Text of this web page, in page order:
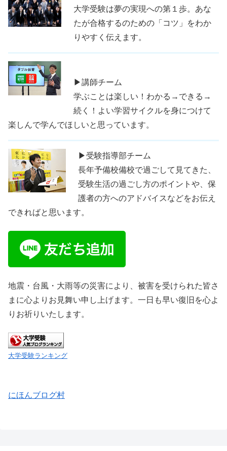
大学受験は夢の実現への第１歩。あな
たが合格するのための「コツ」をわか
りやすく伝えます。
▶講師チーム
学ぶことは楽しい！わかる→できる→
続く！よい学習サイクルを身につけて
楽しんで学んでほしいと思っています。
▶受験指導部チーム
長年予備校備校で過ごして見てきた、
受験生活の過ごし方のポイントや、保
護者の方へのアドバイスなどをお伝え
できればと思います。
地震・台風・大雨等の災害により、被害を受けられた皆さ
まに心よりお見舞い申し上げます。一日も早い復旧を心よ
りお祈りいたします。
大学受験ランキング
にほんブログ村